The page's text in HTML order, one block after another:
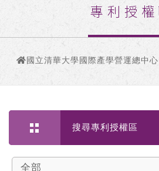
專利授權
國立清華大學國際產學營運總中心
搜尋專利授權區